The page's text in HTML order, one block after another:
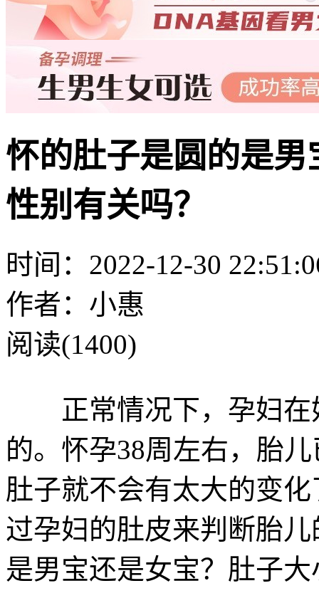
怀的肚子是圆的是
性别有关吗？
时间：2022-12-30
作者：小惠
阅读(1400)
正常情况下，孕妇在
的。怀孕38周左右，胎
肚子就不会有太大的变
过孕妇的肚皮来判断胎
是男宝还是女宝？肚子